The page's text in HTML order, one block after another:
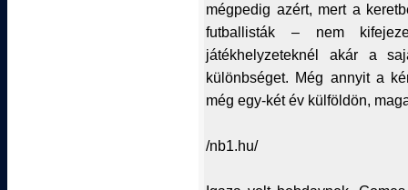
mégpedig azért, mert a
futballisták – nem
játékhelyzeteknél akár a
különbséget. Még annyit a
még egy-két év külföldön,
/nb1.hu/